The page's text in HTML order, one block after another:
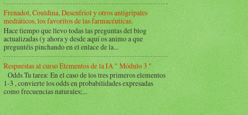
Frenadol, Couldina, Desenfriol y otros antigripales
mediáticos, los favoritos de las farmacéuticas.
Hace tiempo que llevo todas las preguntas del blog
actualizadas (y ahora y desde aquí os animo a que
preguntéis pinchando en el enlace de la...
Respuestas al curso Elementos de la IA " Módulo 3 "
Odds Tu tarea: En el caso de los tres primeros elementos
1-3 , convierte los odds en probabilidades expresadas
como frecuencias naturales;...